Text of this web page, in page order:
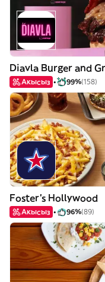
Diavla Burger and
Акысыз 99%(158)
Foster's Hollywood
Акысыз 96%(89)